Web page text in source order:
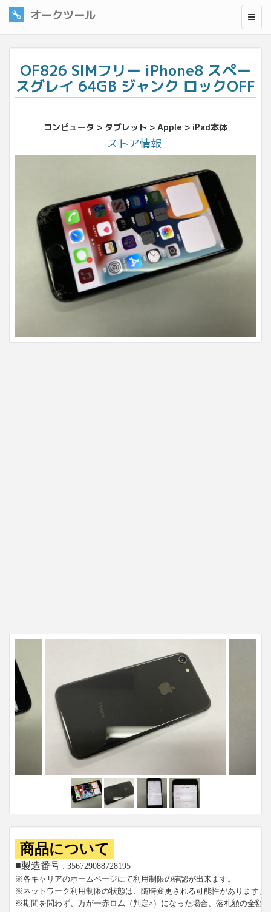
オークツール
OF826 SIMフリー iPhone8 スペー
スグレイ 64GB ジャンク ロックOFF
コンピュータ > タブレット > Apple > iPad本体
ストア情報
商品について
■製造番号 : 356729088728195
※各キャリアのホームページにて利用制限の確認が出来ます。
※ネットワーク利用制限の状態は、随時変更される可能性があります。
※期間を問わず、万が一赤ロム（判定×）になった場合、落札額の全額